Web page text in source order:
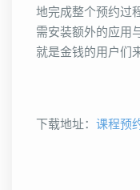
地完成整个预约过
需安装额外的应用
就是金钱的用户们
下载地址： 课程预